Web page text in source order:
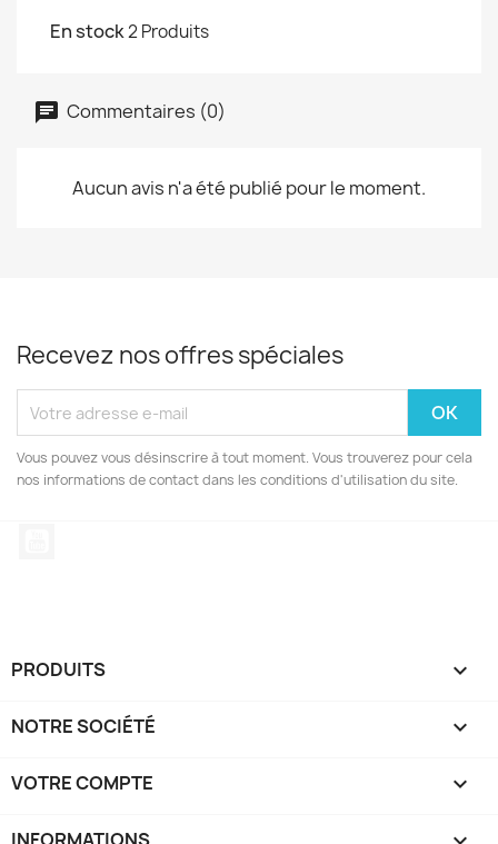
En stock2 Produits
Commentaires (0)
Aucun avis n'a été publié pour le moment.
Recevez nos offres spéciales
Vous pouvez vous désinscrire à tout moment. Vous trouverez pour cela
nos informations de contact dans les conditions d'utilisation du site.
PRODUITS 
NOTRE SOCIÉTÉ 
VOTRE COMPTE 